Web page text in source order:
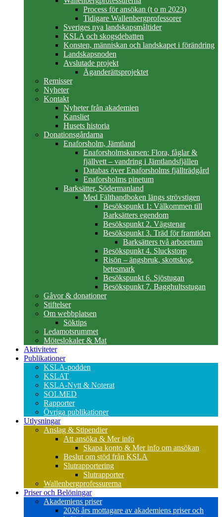
Process för ansökan (t o m 2023)
Tidigare Wallenbergprofessorer
Sveriges nya landskapsmåltider
KSLA och skogsdebatten
Konsten, människan och landskapet i förändring
Landskapsnoden
Avslutade projekt
Äganderättsprojektet
Remisser
Nyheter
Kontakt
Nyheter från akademien
Kansliet
Husets historia
Donationsgårdarna
Enaforsholm, Jämtland
Enaforsholmskursen: Flora, fåglar &
fjällvett – vandring i Jämtlandsfjällen
Databas över Enaforsholms fjällträdgård
Enaforsholms pinetum
Barksätter, Södermanland
Med Fälthandboken längs strövstigen
Besökspunkt 1: Välkommen till
Barksätters egendom
Besökspunkt 2. Vägstenar
Besökspunkt 3. Träd för framtiden
Barksätters två arboretum
Besökspunkt 4. Sluckstorp
Risön – ängsbruk, skottskog,
betesmark
Besökspunkt 6. Sjöstugan
Besökspunkt 7. Bagghultsstugan
Gåvor & donationer
Stiftelser
Om webbplatsen
Söktips
Ledamotsrummet
Möteslokaler & Mat
Aktiviteter
Publikationer
KSLA-podden
KSLAT
KSLA-Nytt & Noterat
SOLMED
Rapporter
Övriga publikationer
Utlysningar
Anslag & Stipendier
Att ansöka & Mer info
Skapa konto & Mer info om ansökan
Beslut om stöd från KSLA
Slutrapportering
Slutrapporter
Wallenbergprofessurerna
Priser och Belöningar
Akademiens priser
2026 års mottagare av akademiens priser och